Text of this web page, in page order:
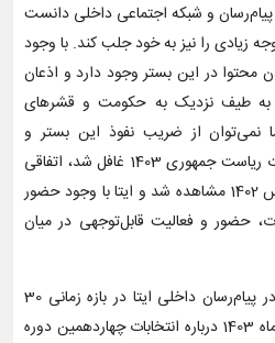
پیام‌رسان و شبکه اجتماعی داخلی دانست
زیادی را نیز به خود جلب کند. با وجود
محتوا در این بستر وجود دارد و اذعان
به طیف نزدیک به حکومت و قشرهای
از ضریب نفوذ این بستر و
جریان‌سازی آن در جریان انتخابات ریاست جمهوری 1403 غافل شد، اتفاقی
که نمونه آن را در انتخابات مجلس 1402 مشاهده شد و ایتا با وجود حضور
حضور و فعالیت قابل‌توجهی در میان
در بررسی محتوای منتشر شده در پیام‌رسان داخلی ایتا در بازه زمانی 30
اردیبهشت‌ماه 1403 تا 18 خردادماه 1403 درباره انتخابات چهاردهمین دوره